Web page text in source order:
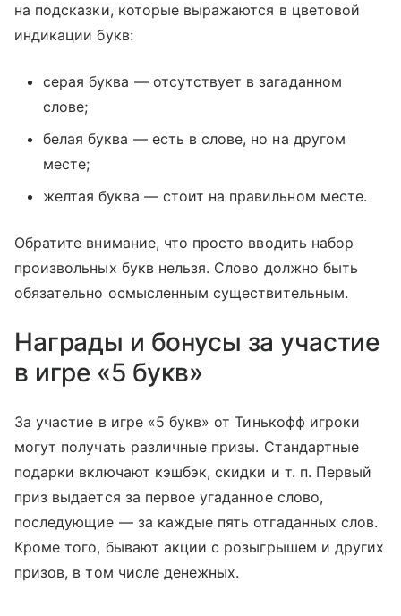
на подсказки, которые выражаются в цветовой
индикации букв:
серая буква — отсутствует в загаданном
слове;
белая буква — есть в слове, но на другом
месте;
желтая буква — стоит на правильном месте.
Обратите внимание, что просто вводить набор
произвольных букв нельзя. Слово должно быть
обязательно осмысленным существительным.
Награды и бонусы за участие
в игре «5 букв»
За участие в игре «5 букв» от Тинькофф игроки
могут получать различные призы. Стандартные
подарки включают кэшбэк, скидки и т. п. Первый
приз выдается за первое угаданное слово,
последующие — за каждые пять отгаданных слов.
Кроме того, бывают акции с розыгрышем и других
призов, в том числе денежных.